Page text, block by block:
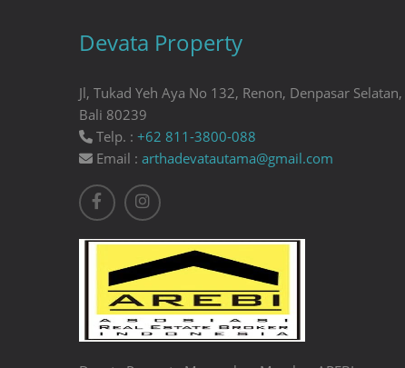
Devata Property
Jl, Tukad Yeh Aya No 132, Renon, Denpasar Selatan,
Bali 80239
Telp. : +62 811-3800-088
Email : arthadevatautama@gmail.com